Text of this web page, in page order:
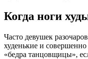
Когда ноги
Часто девушек
худенькие и
«бедра танцовщицы»,